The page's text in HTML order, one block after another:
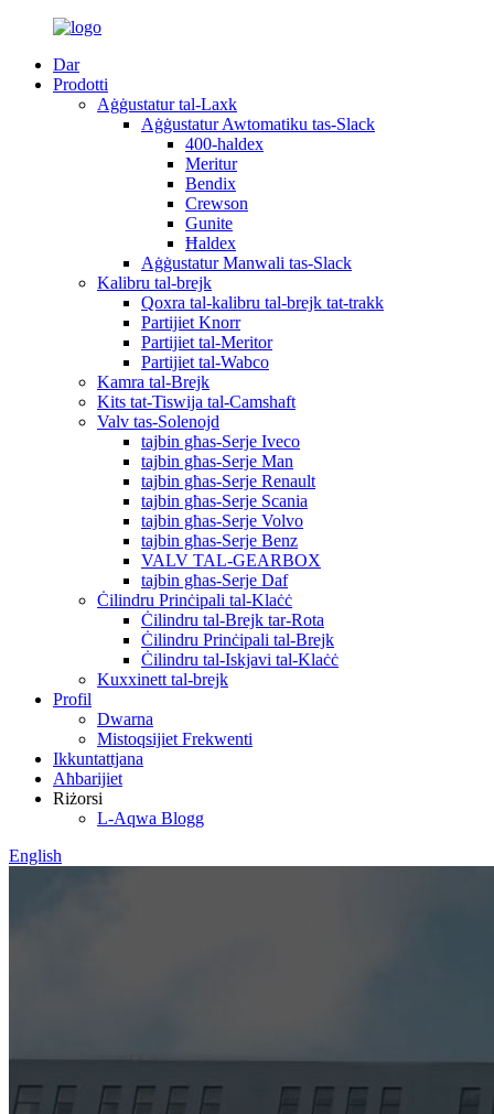
Dar
Prodotti
Aġġustatur tal-Laxk
Aġġustatur Awtomatiku tas-Slack
400-haldex
Meritur
Bendix
Crewson
Gunite
Ħaldex
Aġġustatur Manwali tas-Slack
Kalibru tal-brejk
Qoxra tal-kalibru tal-brejk tat-trakk
Partijiet Knorr
Partijiet tal-Meritor
Partijiet tal-Wabco
Kamra tal-Brejk
Kits tat-Tiswija tal-Camshaft
Valv tas-Solenojd
tajbin għas-Serje Iveco
tajbin għas-Serje Man
tajbin għas-Serje Renault
tajbin għas-Serje Scania
tajbin għas-Serje Volvo
tajbin għas-Serje Benz
VALV TAL-GEARBOX
tajbin għas-Serje Daf
Ċilindru Prinċipali tal-Klaċċ
Ċilindru tal-Brejk tar-Rota
Ċilindru Prinċipali tal-Brejk
Ċilindru tal-Iskjavi tal-Klaċċ
Kuxxinett tal-brejk
Profil
Dwarna
Mistoqsijiet Frekwenti
Ikkuntattjana
Aħbarijiet
Riżorsi
L-Aqwa Blogg
English